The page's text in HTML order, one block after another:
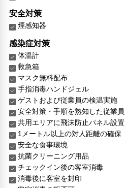
安全対策
煙感知器
感染症対策
体温計
救急箱
マスク無料配布
手指消毒ハンドジェル
ゲストおよび従業員の検温実施
安全対策・手順を熟知した従業員
共用エリアに飛沫防止パネル設置
1メートル以上の対人距離の確保
安全な食事環境
抗菌クリーニング用品
チェックイン後の客室消毒
消毒後に客室を封印